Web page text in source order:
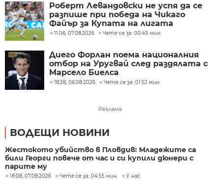
Роберт Левандовски не успя да се
разпише при победа на Чикаго
Файър за Купата на лигата
11:06, 07.08.2026 Чете се за: 00:45 мин.
Диего Форлан поема националния
отбор на Уругвай след раздялата с
Марсело Биелса
18:28, 06.08.2026 Чете се за: 01:52 мин.
Реклама
ВОДЕЩИ НОВИНИ
Жестокото убийство в Пловдив: Младежите са
били Георги повече от час и си купили дюнери с
парите му
18:08, 07.08.2026 Чете се за: 04:55 мин. У нас